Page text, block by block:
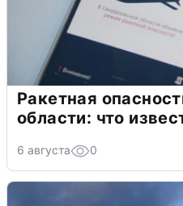
Ракетная
области: что
6 августа 0